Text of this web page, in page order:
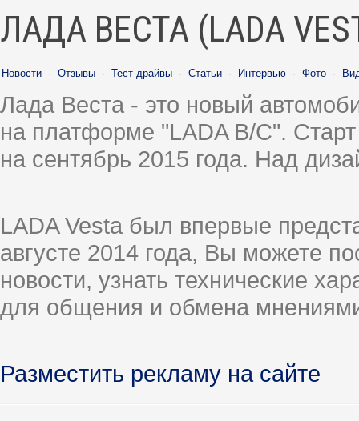
ЛАДА ВЕСТА (LADA
Новости · Отзывы · Тест-драйвы · Статьи · Интервью · Фото ·
Лада Веста - это новый
на платформе "LADA B/C".
на сентябрь 2015 года. Над
LADA Vesta был впервые
августе 2014 года, Вы можете
новости, узнать технические
для общения и обмена
Разместить рекламу на сайте